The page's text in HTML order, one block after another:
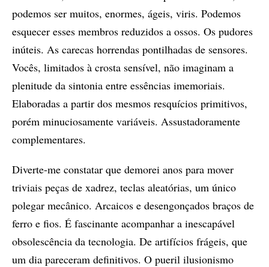
podemos ser muitos, enormes, ágeis, viris. Podemos
esquecer esses membros reduzidos a ossos. Os pudores
inúteis. As carecas horrendas pontilhadas de sensores.
Vocês, limitados à crosta sensível, não imaginam a
plenitude da sintonia entre essências imemoriais.
Elaboradas a partir dos mesmos resquícios primitivos,
porém minuciosamente variáveis. Assustadoramente
complementares.
Diverte-me constatar que demorei anos para mover
triviais peças de xadrez, teclas aleatórias, um único
polegar mecânico. Arcaicos e desengonçados braços de
ferro e fios. É fascinante acompanhar a inescapável
obsolescência da tecnologia. De artifícios frágeis, que
um dia pareceram definitivos. O pueril ilusionismo